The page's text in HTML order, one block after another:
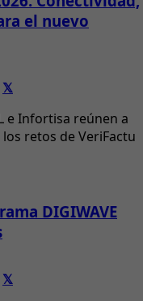
el nuevo
e Infortisa reúnen a
retos de VeriFactu
DIGIWAVE